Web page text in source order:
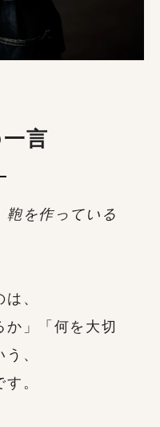
言
鞄を作っている
、
か」「何を大切
、
。